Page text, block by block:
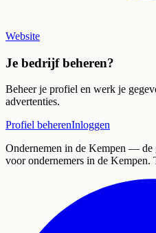
Website
Je bedrijf beheren?
Beheer je profiel en werk je
advertenties.
Profiel beherenInloggen
Ondernemen in de Kempen — de
voor ondernemers in de Kempen.